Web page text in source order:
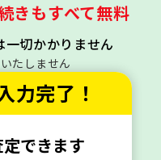
きもすべて無料
一切かかりません
たしません
力完了！
できます